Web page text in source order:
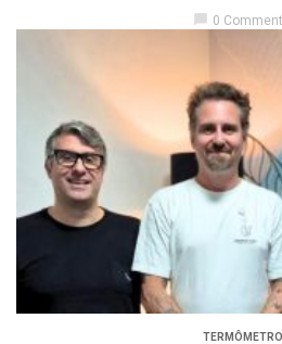
chat_bubble 0 Comment
TERMÔMETRO